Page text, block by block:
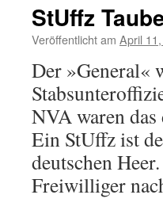
StUffz
Veröffentlicht am April
Der »General«
NVA waren
Ein StUffz ist
deutschen
Freiwilliger